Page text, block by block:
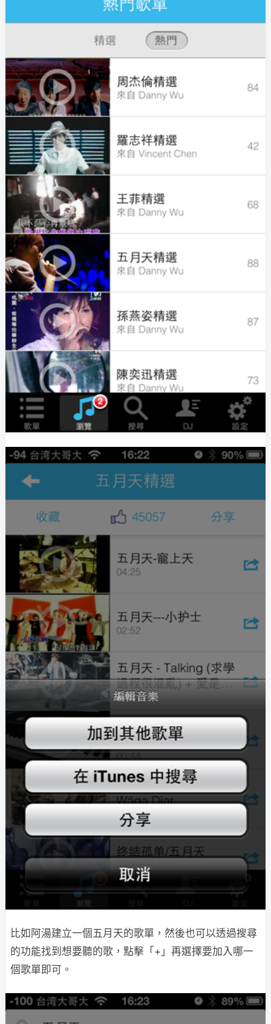
比如阿湯建立一個五月天的歌單，然後也可以透過搜尋
的功能找到想要聽的歌，點擊「+」再選擇要加入哪一
個歌單即可。